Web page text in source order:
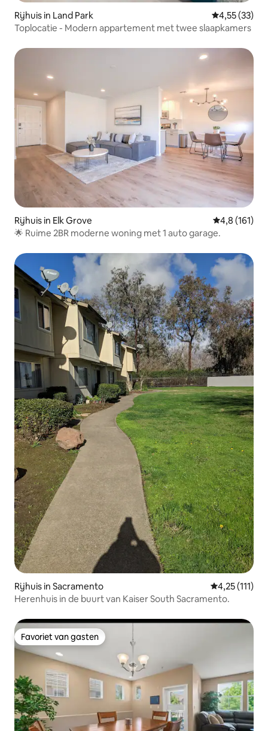
Rijhuis in Land Park Gemiddelde
4,55 (33)
Toplocatie - Modern appartement met twee slaapkamers
Rijhuis in Elk Grove Gemiddelde
4,8 (161)
🌟 Ruime 2BR moderne woning met 1 auto garage.
Rijhuis in Sacramento Gemiddelde
4,25 (111)
Herenhuis in de buurt van Kaiser South Sacramento.
Favoriet van gasten
Favoriet van gasten